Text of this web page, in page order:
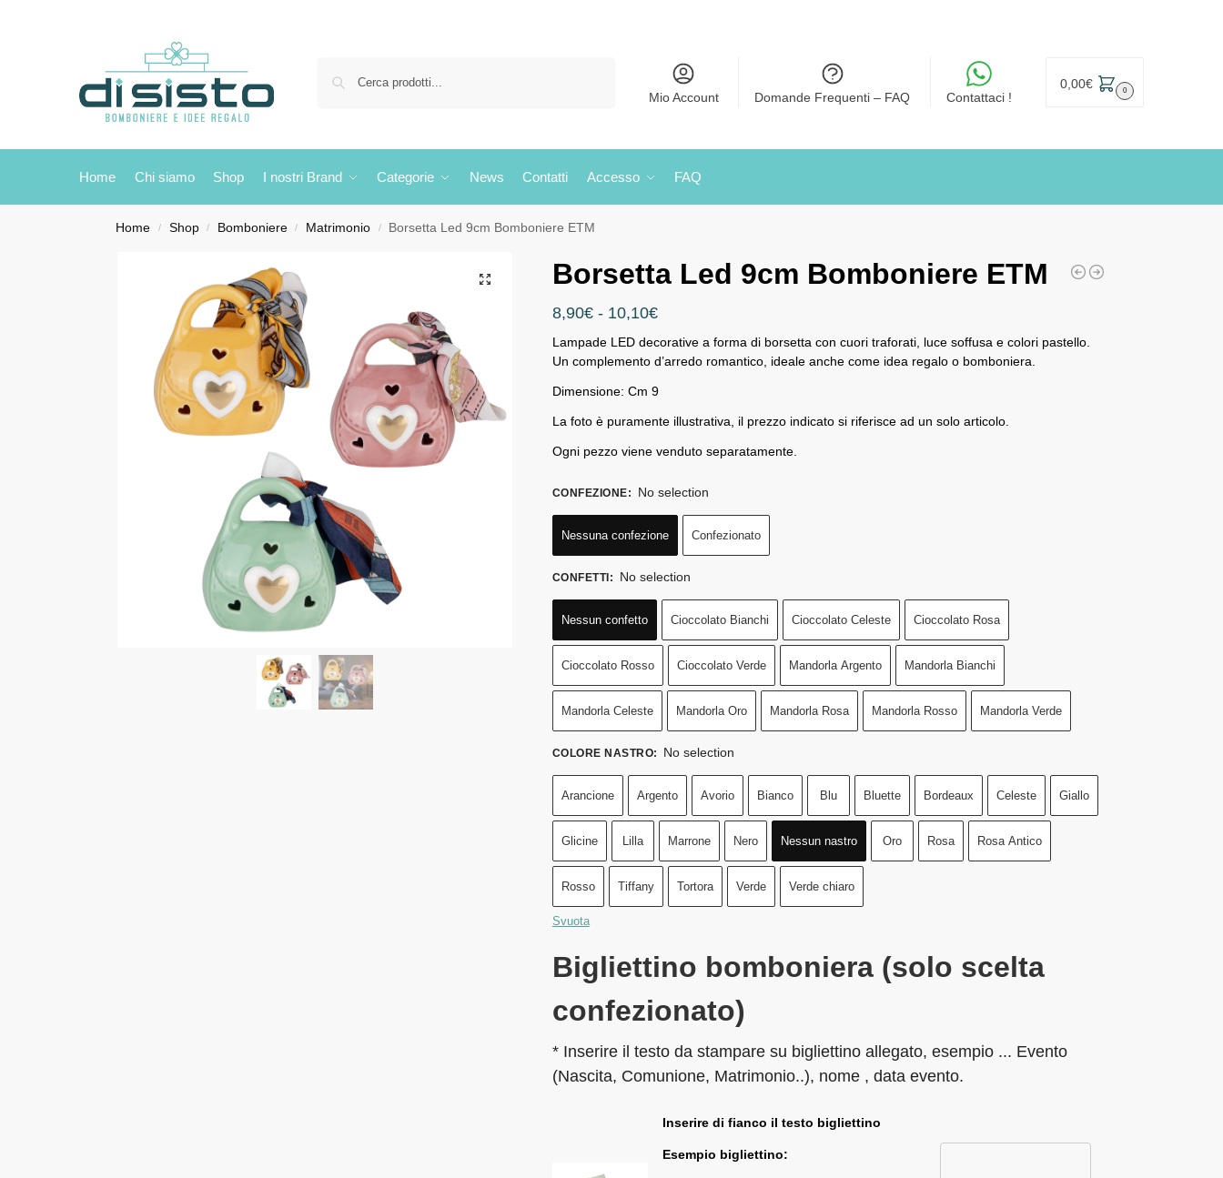
Mio Account Domande Frequenti – FAQ Contattaci !
0,00€ 0
Home Chi siamo Shop I nostri Brand Categorie News Contatti Accesso FAQ
Home / Shop / Bomboniere / Matrimonio / Borsetta Led 9cm Bomboniere ETM
Borsetta Led 9cm Bomboniere ETM
8,90€ - 10,10€
Lampade LED decorative a forma di borsetta con cuori traforati, luce soffusa e colori pastello.
Un complemento d’arredo romantico, ideale anche come idea regalo o bomboniera.
Dimensione: Cm 9
La foto è puramente illustrativa, il prezzo indicato si riferisce ad un solo articolo.
Ogni pezzo viene venduto separatamente.
CONFEZIONE: No selection
Nessuna confezione Confezionato
CONFETTI: No selection
Nessun confetto Cioccolato Bianchi Cioccolato Celeste Cioccolato Rosa
Cioccolato Rosso Cioccolato Verde Mandorla Argento Mandorla Bianchi
Mandorla Celeste Mandorla Oro Mandorla Rosa Mandorla Rosso Mandorla Verde
COLORE NASTRO: No selection
Arancione Argento Avorio Bianco Blu Bluette Bordeaux Celeste Giallo
Glicine Lilla Marrone Nero Nessun nastro Oro Rosa Rosa Antico
Rosso Tiffany Tortora Verde Verde chiaro
Svuota
Bigliettino bomboniera (solo scelta
confezionato)
* Inserire il testo da stampare su bigliettino allegato, esempio ... Evento
(Nascita, Comunione, Matrimonio..), nome , data evento.
Inserire di fianco il testo bigliettino
Esempio bigliettino: